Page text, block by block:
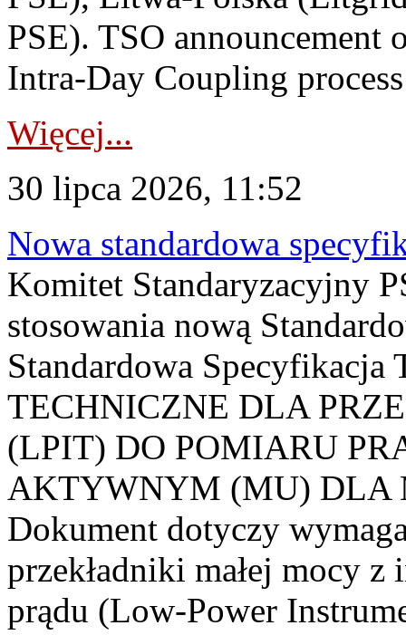
PSE). TSO announcement
Intra-Day Coupling
Więcej...
30 lipca 2026, 11:52
Nowa standardowa
Komitet Standaryzacyjny
stosowania nową
Standardowa
TECHNICZNE DLA
(LPIT) DO POMIARU
AKTYWNYM (MU) DLA
Dokument dotyczy
przekładniki małej mocy
prądu (Low-Power